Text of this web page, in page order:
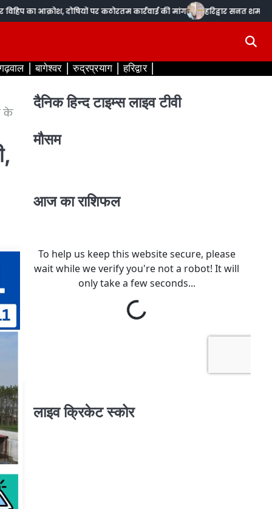
का आक्रोश, दोषियों पर कठोरतम कार्रवाई की मांग हरिद्वार सनत शर्मा :-
बागेश्वर रुद्रप्रयाग हरिद्वार
के
दैनिक हिन्द टाइम्स लाइव टीवी
मौसम
आज का राशिफल
लाइव क्रिकेट स्कोर